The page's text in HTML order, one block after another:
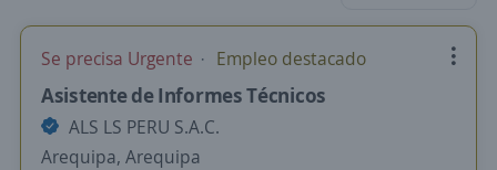
Se precisa Urgente Empleo destacado
Asistente de Informes Técnicos
ALS LS PERU S.A.C.
Arequipa, Arequipa